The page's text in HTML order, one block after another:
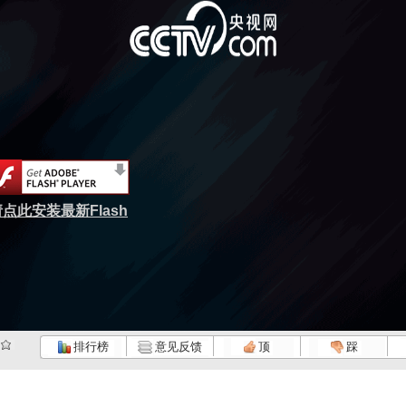
点此安装最新Flash
排行榜 意见反馈 顶 踩